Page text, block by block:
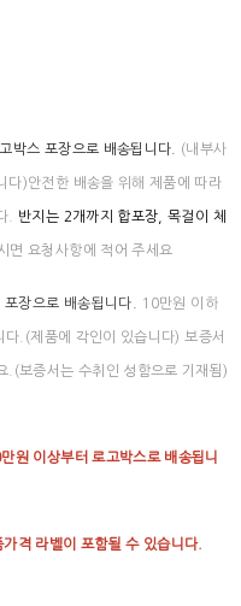
박스 포장으로 배송됩니다. (내부사
다)안전한 배송을 위해 제품에 따라
. 반지는 2개까지 합포장, 목걸이 체
면 요청사항에 적어 주세요
장으로 배송됩니다. 10만원 이하
.(제품에 각인이 있습니다) 보증서
.(보증서는 수취인 성함으로 기재됨)
원 이상부터 로고박스로 배송됩니
격 라벨이 포함될 수 있습니다.